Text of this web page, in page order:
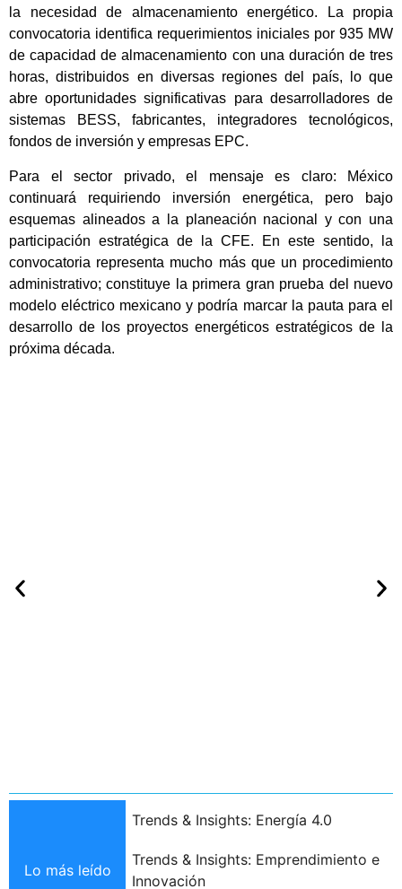
la necesidad de almacenamiento energético. La propia
convocatoria identifica requerimientos iniciales por 935 MW
de capacidad de almacenamiento con una duración de tres
horas, distribuidos en diversas regiones del país, lo que
abre oportunidades significativas para desarrolladores de
sistemas BESS, fabricantes, integradores tecnológicos,
fondos de inversión y empresas EPC.
Para el sector privado, el mensaje es claro: México
continuará requiriendo inversión energética, pero bajo
esquemas alineados a la planeación nacional y con una
participación estratégica de la CFE. En este sentido, la
convocatoria representa mucho más que un procedimiento
administrativo; constituye la primera gran prueba del nuevo
modelo eléctrico mexicano y podría marcar la pauta para el
desarrollo de los proyectos energéticos estratégicos de la
próxima década.
Lo más leído
Trends & Insights: Energía 4.0
Trends & Insights: Emprendimiento e
Innovación